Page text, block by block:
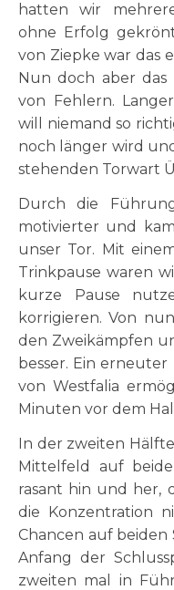
hatten wir
ohne Erfolg
von Ziepke war das
Nun doch aber das
von Fehlern.
will niemand so
noch länger wird
stehenden Torwart
Durch die
motivierter und
unser Tor. Mit
Trinkpause waren
kurze Pause
korrigieren. Von
den Zweikämpfen
besser. Ein
von Westfalia
Minuten vor dem
In der zweiten
Mittelfeld auf
rasant hin und her,
die Konzentration
Chancen auf beiden
Anfang der
zweiten mal in